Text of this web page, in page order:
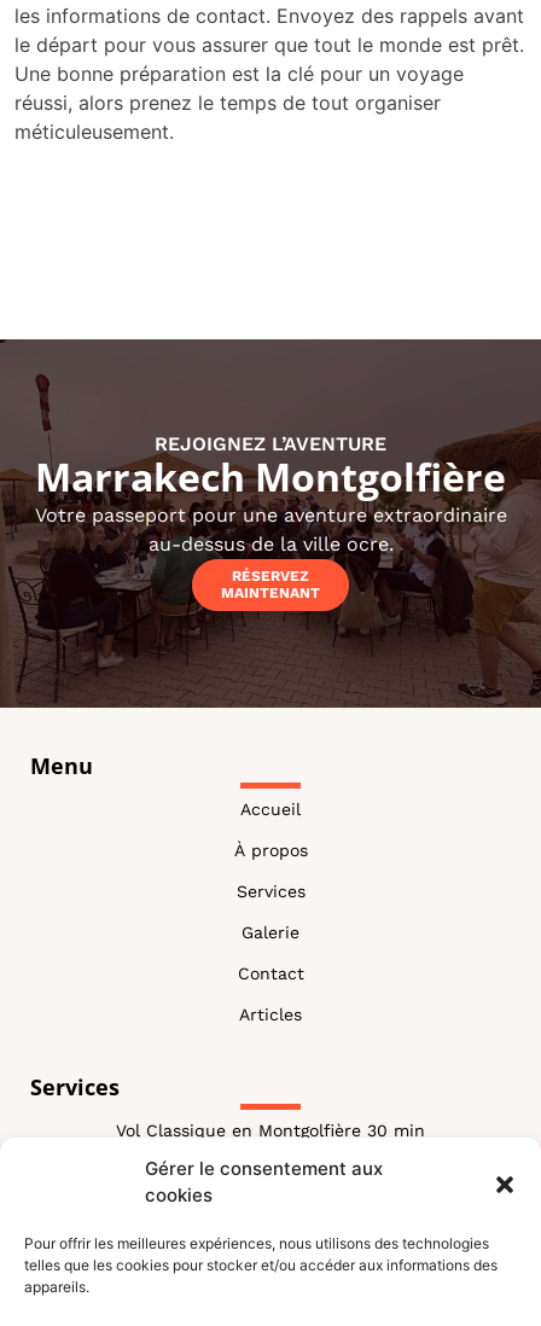
Gérer le consentement aux
cookies
Pour offrir les meilleures expériences, nous utilisons des technologies
telles que les cookies pour stocker et/ou accéder aux informations des
appareils.
les informations de contact. Envoyez des rappels avant
le départ pour vous assurer que tout le monde est prêt.
Une bonne préparation est la clé pour un voyage
réussi, alors prenez le temps de tout organiser
méticuleusement.
REJOIGNEZ L’AVENTURE
Marrakech Montgolfière
Votre passeport pour une aventure extraordinaire
au-dessus de la ville ocre.
RÉSERVEZ
MAINTENANT
Menu
Accueil
À propos
Services
Galerie
Contact
Articles
Services
Vol Classique en Montgolfière 30 min
Vol Classique Montgolfière 60 min
Vol VIP Montgolfiere